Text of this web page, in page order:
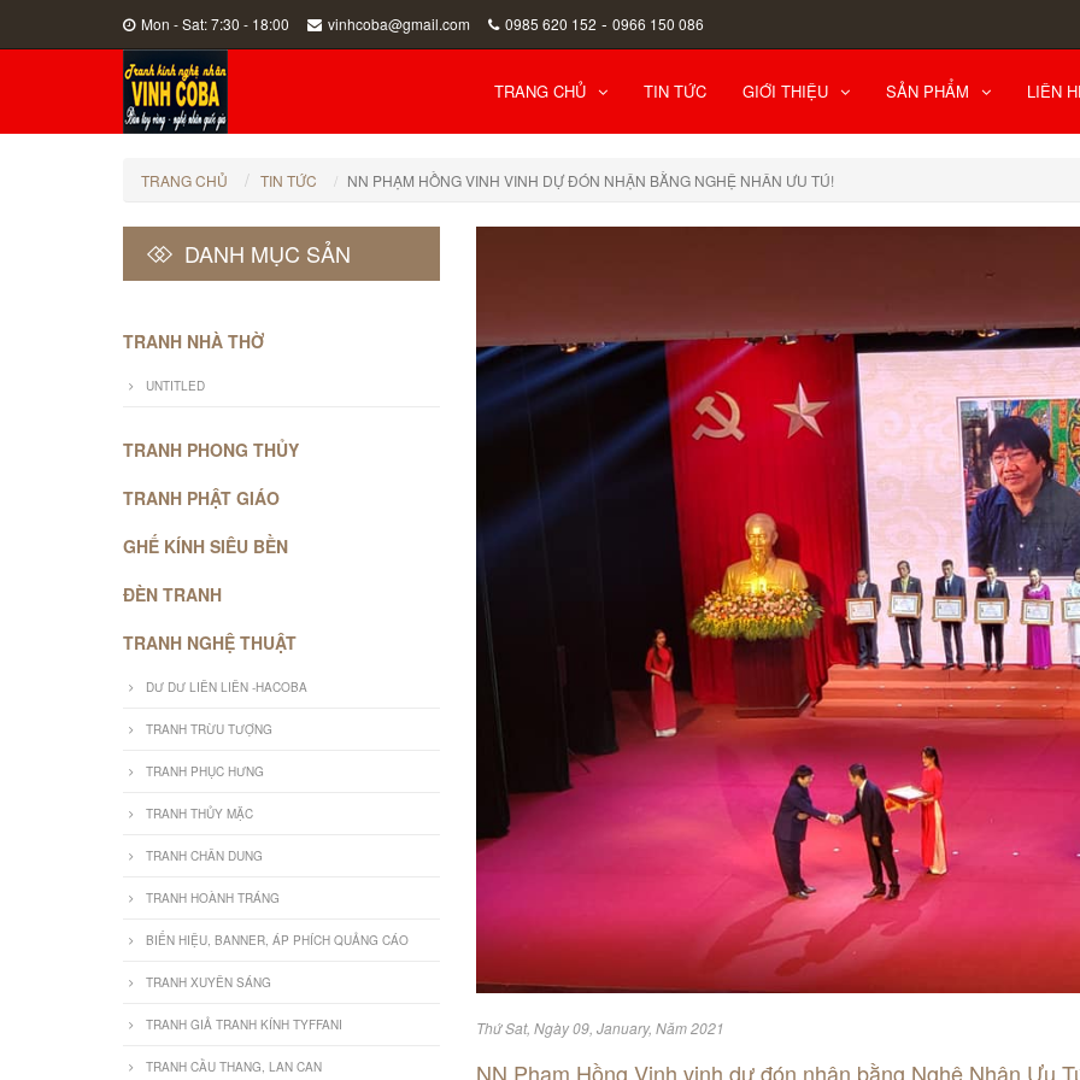
Mon - Sat: 7:30 - 18:00 vinhcoba@gmail.com 0985 620 152 - 0966 150 086
TRANG CHỦ TIN TỨC GIỚI THIỆU SẢN PHẨM LIÊN
TRANG CHỦ TIN TỨC NN PHẠM HỒNG VINH VINH DỰ ĐÓN NHẬN BẰNG NGHỆ NHÂN ƯU TÚ!
Thứ Sat, Ngày 09, January, Năm 2021
NN Phạm Hồng Vinh vinh dự đón nhận bằng Nghệ Nhân Ưu
DANH MỤC SẢN
TRANH NHÀ THỜ
UNTITLED
TRANH PHONG THỦY
TRANH PHẬT GIÁO
GHẾ KÍNH SIÊU BỀN
ĐÈN TRANH
TRANH NGHỆ THUẬT
DƯ DƯ LIÊN LIÊN -HACOBA
TRANH TRỪU TƯỢNG
TRANH PHỤC HƯNG
TRANH THỦY MẶC
TRANH CHÂN DUNG
TRANH HOÀNH TRÁNG
BIỂN HIỆU, BANNER, ÁP PHÍCH QUẢNG CÁO
TRANH XUYÊN SÁNG
TRANH GIẢ TRANH KÍNH TYFFANI
TRANH CẦU THANG, LAN CAN